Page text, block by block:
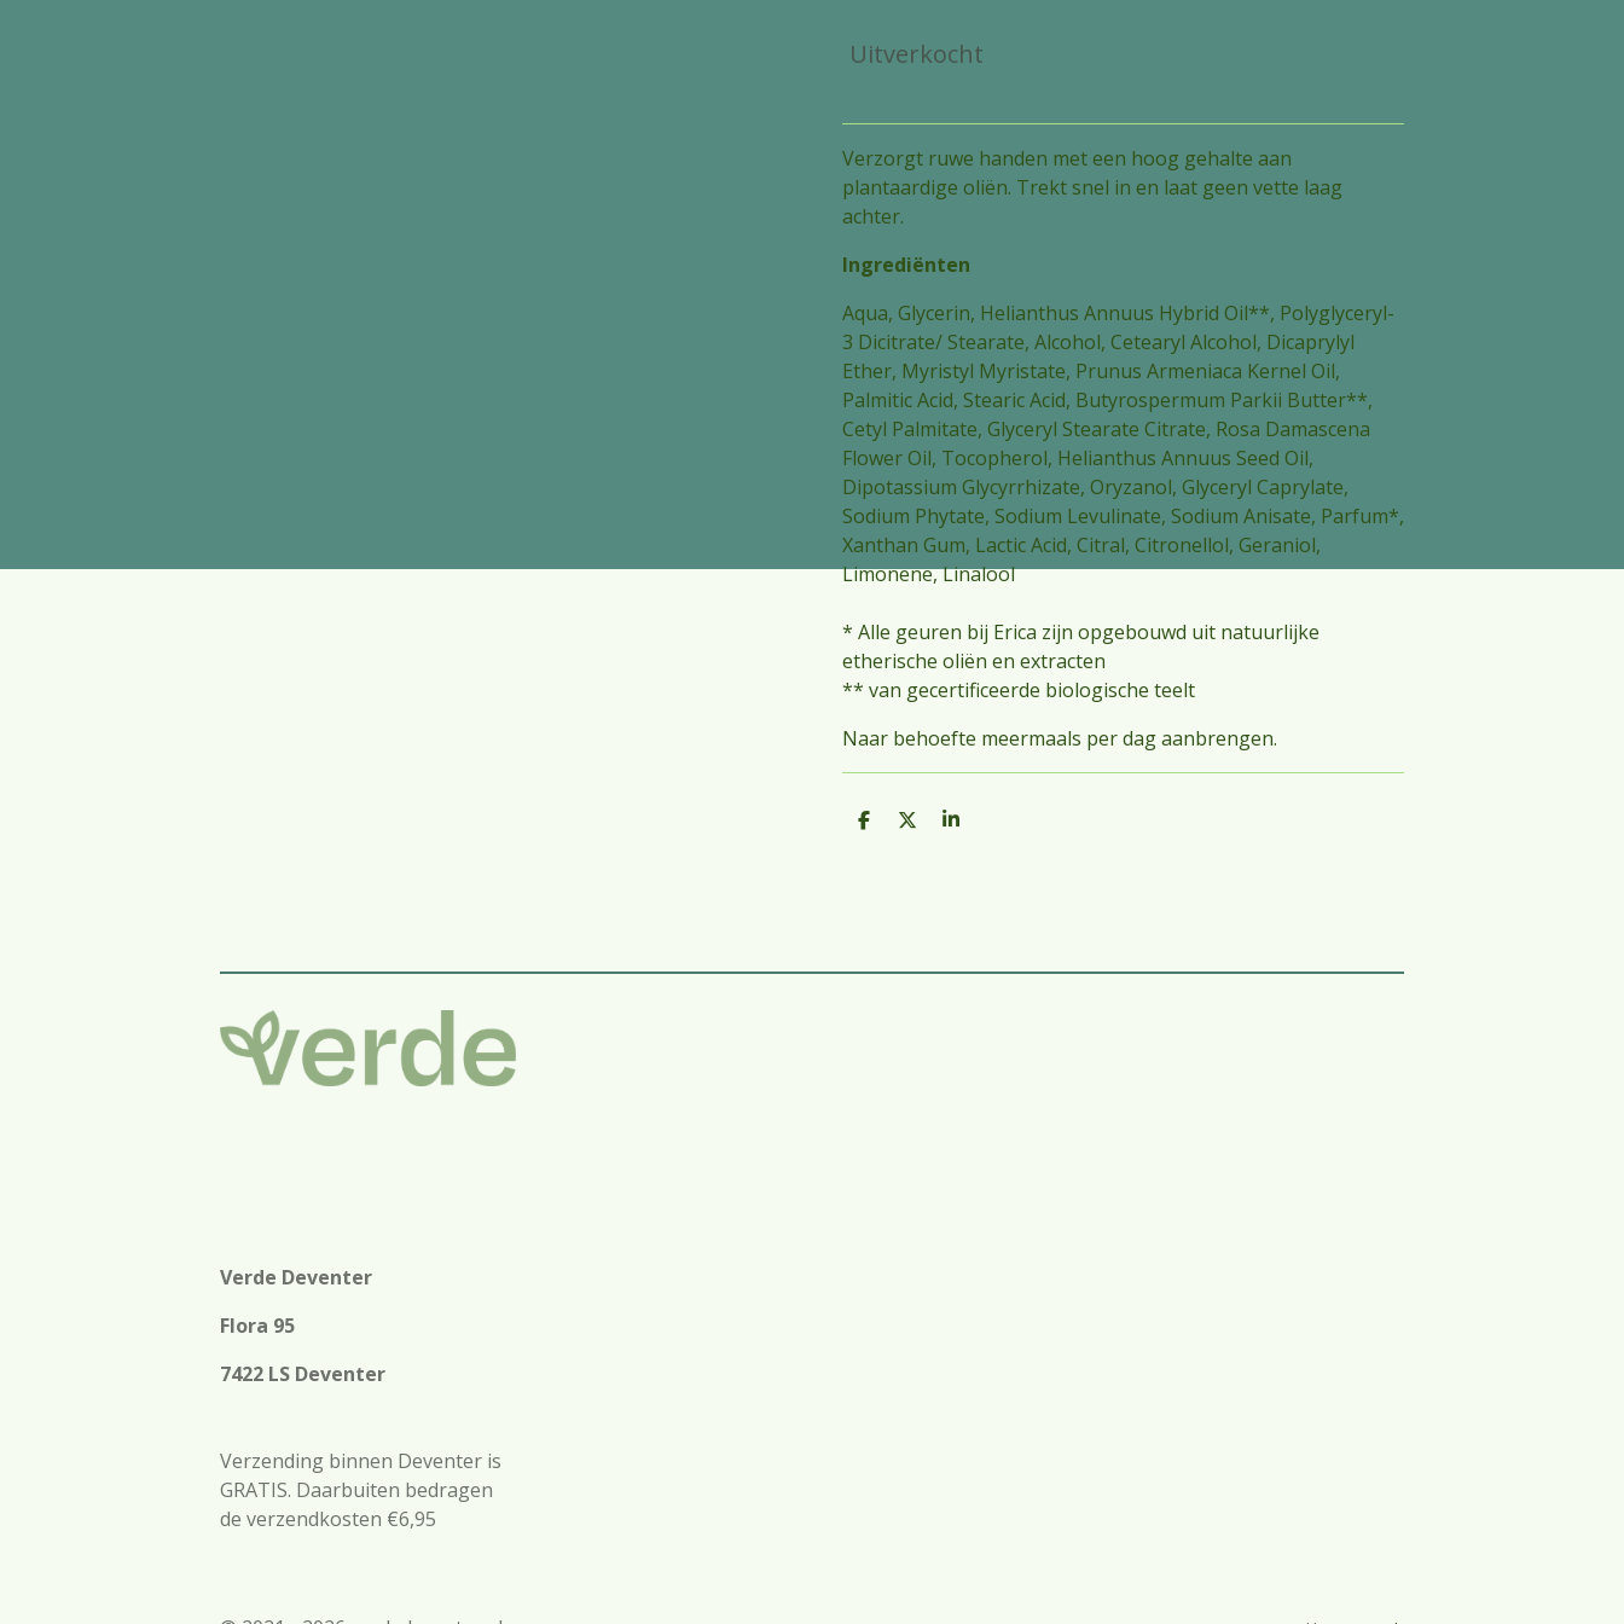
Uitverkocht
Verzorgt ruwe handen met een hoog gehalte aan
plantaardige oliën. Trekt snel in en laat geen vette laag
achter.
Ingrediënten
Aqua, Glycerin, Helianthus Annuus Hybrid Oil**, Polyglyceryl-
3 Dicitrate/ Stearate, Alcohol, Cetearyl Alcohol, Dicaprylyl
Ether, Myristyl Myristate, Prunus Armeniaca Kernel Oil,
Palmitic Acid, Stearic Acid, Butyrospermum Parkii Butter**,
Cetyl Palmitate, Glyceryl Stearate Citrate, Rosa Damascena
Flower Oil, Tocopherol, Helianthus Annuus Seed Oil,
Dipotassium Glycyrrhizate, Oryzanol, Glyceryl Caprylate,
Sodium Phytate, Sodium Levulinate, Sodium Anisate, Parfum*,
Xanthan Gum, Lactic Acid, Citral, Citronellol, Geraniol,
Limonene, Linalool
* Alle geuren bij Erica zijn opgebouwd uit natuurlijke
etherische oliën en extracten
** van gecertificeerde biologische teelt
Naar behoefte meermaals per dag aanbrengen.
D
D
S
Verde Deventer
Flora 95
7422 LS Deventer
Verzending binnen Deventer is
GRATIS. Daarbuiten bedragen
de verzendkosten €6,95